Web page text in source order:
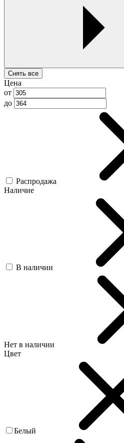
Снять все
Цена
от
до
Распродажа
Наличие
В наличии
Нет в наличии
Цвет
Белый